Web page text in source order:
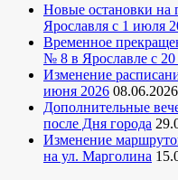
Новые остановки на
Ярославля с 1 июля
Временное
№ 8 в Ярославле с
Изменение
июня 2026 08.06.2026
Дополнительные
после Дня города
Изменение
на ул. Марголина